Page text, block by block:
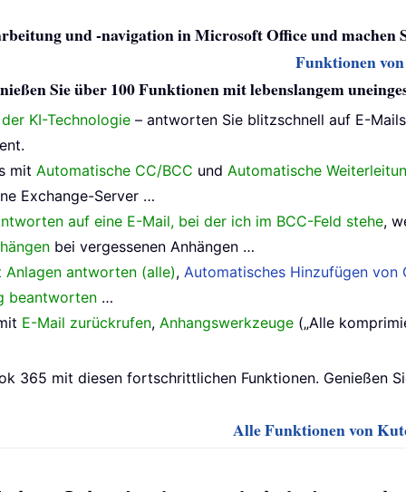
und -navigation in Microsoft Office und
Funktionen
Sie über 100 Funktionen mit lebenslangem
KI-Technologie – antworten Sie blitzschnell auf E-
mit Automatische CC/BCC und Automatische
Exchange-Server …
auf eine E-Mail, bei der ich im BCC-Feld stehe,
bei vergessenen Anhängen …
Anlagen antworten (alle), Automatisches Hinzufügen
beantworten …
E-Mail zurückrufen, Anhangswerkzeuge („Alle
365 mit diesen fortschrittlichen Funktionen. Genießen
Alle Funktionen von